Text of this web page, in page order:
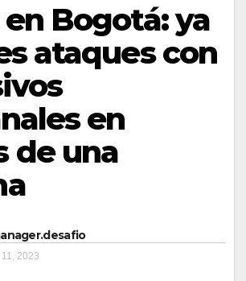
Bogotá: ya
ataques con
en
de una
2023